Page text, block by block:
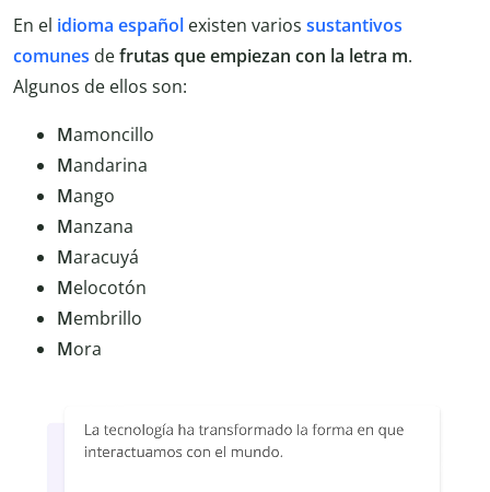
En el idioma español existen varios sustantivos
comunes defrutas que empiezan con la letra m.
Algunos de ellos son:
Mamoncillo
Mandarina
Mango
Manzana
Maracuyá
Melocotón
Membrillo
Mora